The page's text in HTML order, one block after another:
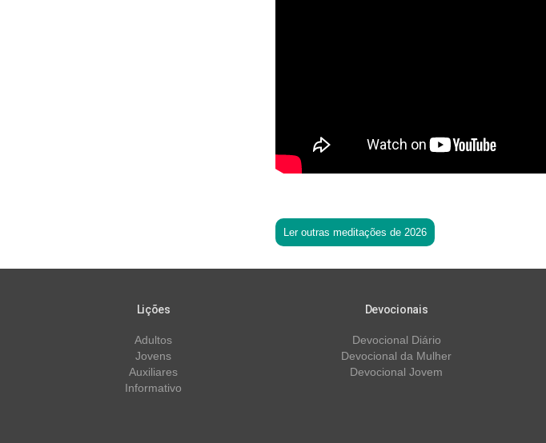
Ler outras meditações de 2026
Lições
Adultos
Jovens
Auxiliares
Informativo
Devocionais
Devocional Diário
Devocional da Mulher
Devocional Jovem